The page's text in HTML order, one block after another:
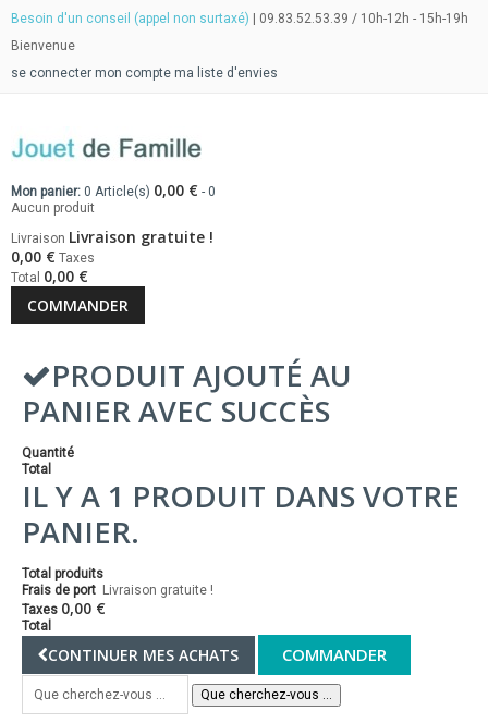
Besoin d'un conseil (appel non surtaxé) | 09.83.52.53.39 / 10h-12h - 15h-19h
Bienvenue
se connecter mon compte ma liste d'envies
Mon panier: 0 Article(s) 0,00 € - 0
Aucun produit
Livraison Livraison gratuite !
0,00 € Taxes
Total 0,00 €
COMMANDER
PRODUIT AJOUTÉ AU
PANIER AVEC SUCCÈS
Quantité
Total
IL Y A 1 PRODUIT DANS VOTRE
PANIER.
Total produits
Frais de port Livraison gratuite !
Taxes 0,00 €
Total
CONTINUER MES ACHATS COMMANDER
Que cherchez-vous ...